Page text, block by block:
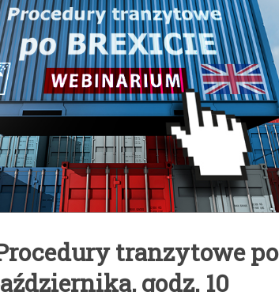
tranzytowe po
godz. 10